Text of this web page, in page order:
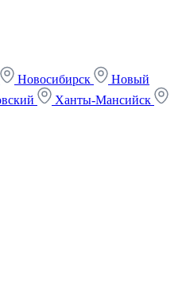
Новосибирск
Новый
Ханты-Мансийск